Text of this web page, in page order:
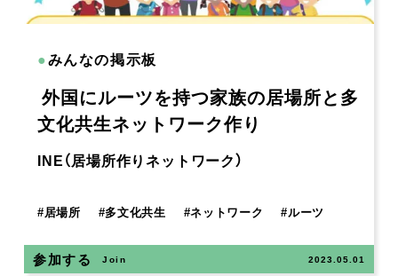
●みんなの掲示板
外国にルーツを持つ家族の居場所と多
文化共生ネットワーク作り
INE（居場所作りネットワーク）
#居場所 #多文化共生 #ネットワーク #ルーツ
参加する Join 2023.05.01